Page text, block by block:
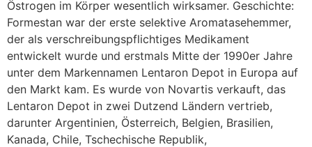
Östrogen im Körper wesentlich wirksamer. Geschichte:
Formestan war der erste selektive Aromatasehemmer,
der als verschreibungspflichtiges Medikament
entwickelt wurde und erstmals Mitte der 1990er Jahre
unter dem Markennamen Lentaron Depot in Europa auf
den Markt kam. Es wurde von Novartis verkauft, das
Lentaron Depot in zwei Dutzend Ländern vertrieb,
darunter Argentinien, Österreich, Belgien, Brasilien,
Kanada, Chile, Tschechische Republik,